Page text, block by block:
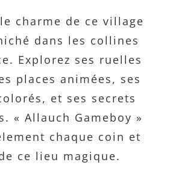
charme de ce village
dans les collines
Explorez ses ruelles
places animées, ses
et ses secrets
« Allauch Gameboy »
chaque coin et
ce lieu magique.